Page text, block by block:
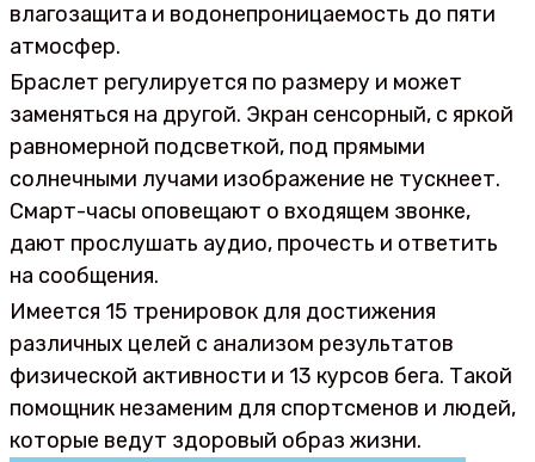
влагозащита и водонепроницаемость до пяти
атмосфер.
Браслет регулируется по размеру и может
заменяться на другой. Экран сенсорный, с яркой
равномерной подсветкой, под прямыми
солнечными лучами изображение не тускнеет.
Смарт-часы оповещают о входящем звонке,
дают прослушать аудио, прочесть и ответить
на сообщения.
Имеется 15 тренировок для достижения
различных целей с анализом результатов
физической активности и 13 курсов бега. Такой
помощник незаменим для спортсменов и людей,
которые ведут здоровый образ жизни.